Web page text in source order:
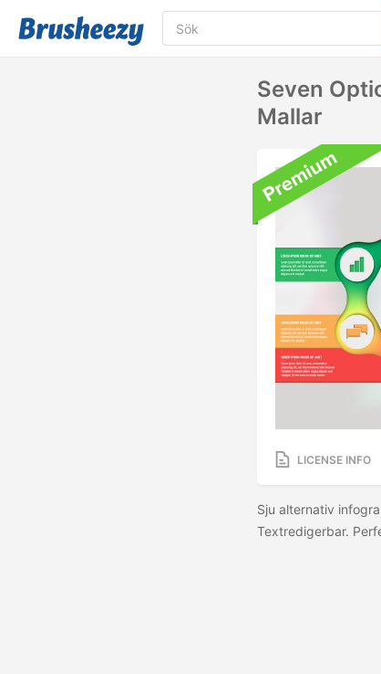
Seven
Mallar
LICENSE INFO
Sju alternativ
Textredigerbar.